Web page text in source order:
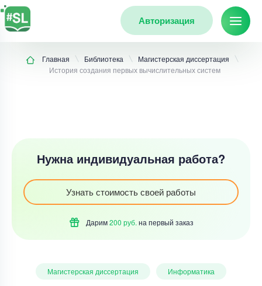
Авторизация
Главная Библиотека
Магистерская диссертация
История создания первых вычислительных систем
Нужна индивидуальная работа?
Узнать стоимость своей работы
Дарим200 руб. на первый заказ
Магистерская диссертация Информатика